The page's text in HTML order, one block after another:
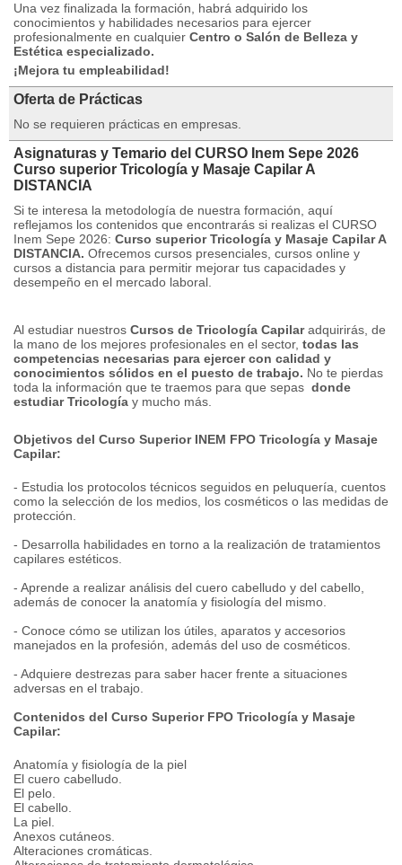
Una vez finalizada la formación, habrá adquirido los
conocimientos y habilidades necesarios para ejercer
profesionalmente en cualquier Centro o Salón de Belleza y
Estética especializado.
¡Mejora tu empleabilidad!
Oferta de Prácticas
No se requieren prácticas en empresas.
Asignaturas y Temario del CURSO Inem Sepe 2026
Curso superior Tricología y Masaje Capilar A
DISTANCIA
Si te interesa la metodología de nuestra formación, aquí
reflejamos los contenidos que encontrarás si realizas el CURSO
Inem Sepe 2026: Curso superior Tricología y Masaje Capilar A
DISTANCIA. Ofrecemos cursos presenciales, cursos online y
cursos a distancia para permitir mejorar tus capacidades y
desempeño en el mercado laboral.
Al estudiar nuestros Cursos de Tricología Capilaradquirirás, de
la mano de los mejores profesionales en el sector, todas las
competencias necesarias para ejercer con calidad y
conocimientos sólidos en el puesto de trabajo. No te pierdas
toda la información que te traemos para que sepas donde
estudiar Tricología y mucho más.
Objetivos del Curso Superior INEM FPO Tricología y Masaje
Capilar:
- Estudia los protocolos técnicos seguidos en peluquería, cuentos
como la selección de los medios, los cosméticos o las medidas de
protección.
- Desarrolla habilidades en torno a la realización de tratamientos
capilares estéticos.
- Aprende a realizar análisis del cuero cabelludo y del cabello,
además de conocer la anatomía y fisiología del mismo.
- Conoce cómo se utilizan los útiles, aparatos y accesorios
manejados en la profesión, además del uso de cosméticos.
- Adquiere destrezas para saber hacer frente a situaciones
adversas en el trabajo.
Contenidos del Curso Superior FPO Tricología y Masaje
Capilar:
Anatomía y fisiología de la piel
El cuero cabelludo.
El pelo.
El cabello.
La piel.
Anexos cutáneos.
Alteraciones cromáticas.